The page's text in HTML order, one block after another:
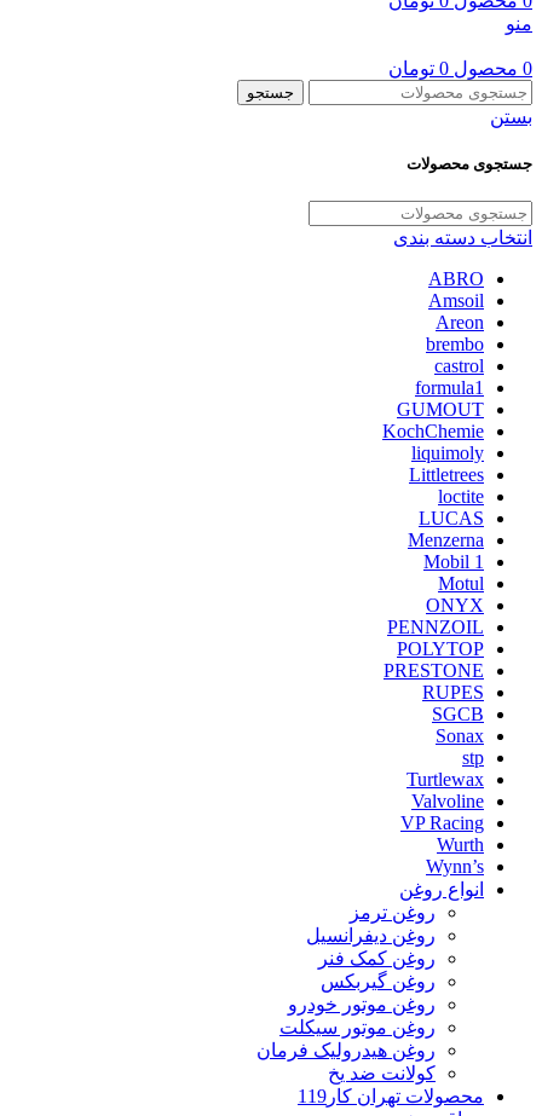
منو
0 محصول 0 تومان
جستجو
بستن
جستجوی محصولات
انتخاب دسته بندی
ABRO
Amsoil
Areon
brembo
castrol
formula1
GUMOUT
KochChemie
liquimoly
Littletrees
loctite
LUCAS
Menzerna
Mobil 1
Motul
ONYX
PENNZOIL
POLYTOP
PRESTONE
RUPES
SGCB
Sonax
stp
Turtlewax
Valvoline
VP Racing
Wurth
Wynn’s
انواع روغن
روغن ترمز
روغن دیفرانسیل
روغن کمک فنر
روغن گیربکس
روغن موتور خودرو
روغن موتور سیکلت
روغن هیدرولیک فرمان
کولانت ضد یخ
محصولات تهران کار119